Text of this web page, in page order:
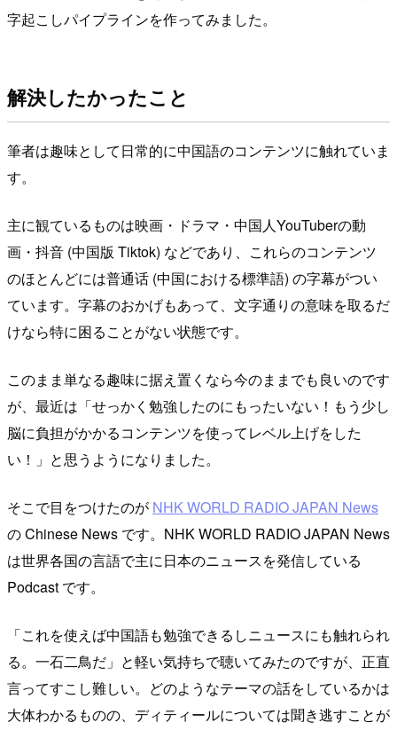
字起こしパイプラインを作ってみました。
解決したかったこと
筆者は趣味として日常的に中国語のコンテンツに触れていま
す。
主に観ているものは映画・ドラマ・中国人YouTuberの動
画・抖音 (中国版 Tiktok) などであり、これらのコンテンツ
のほとんどには普通话 (中国における標準語) の字幕がつい
ています。字幕のおかげもあって、文字通りの意味を取るだ
けなら特に困ることがない状態です。
このまま単なる趣味に据え置くなら今のままでも良いのです
が、最近は「せっかく勉強したのにもったいない！もう少し
脳に負担がかかるコンテンツを使ってレベル上げをした
い！」と思うようになりました。
そこで目をつけたのが NHK WORLD RADIO JAPAN News
の Chinese News です。NHK WORLD RADIO JAPAN News
は世界各国の言語で主に日本のニュースを発信している
Podcast です。
「これを使えば中国語も勉強できるしニュースにも触れられ
る。一石二鳥だ」と軽い気持ちで聴いてみたのですが、正直
言ってすこし難しい。どのようなテーマの話をしているかは
大体わかるものの、ディティールについては聞き逃すことが